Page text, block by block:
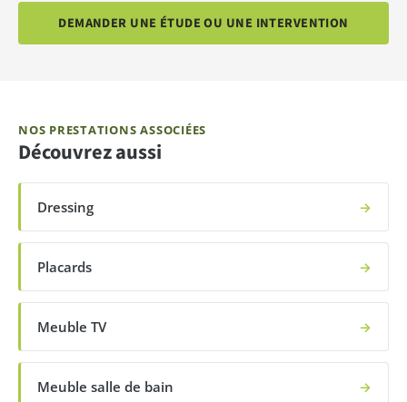
DEMANDER UNE ÉTUDE OU UNE INTERVENTION
NOS PRESTATIONS ASSOCIÉES
Découvrez aussi
Dressing →
Placards →
Meuble TV →
Meuble salle de bain →